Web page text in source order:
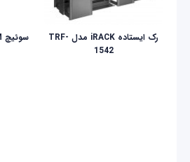
رک ایستاده iRACK مدل TRF-
1542